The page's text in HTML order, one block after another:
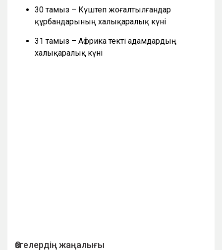
30 тамыз – Күштеп жоғалтылғандар
құрбандарының халықаралық күні
31 тамыз – Африка текті адамдардың
халықаралық күні